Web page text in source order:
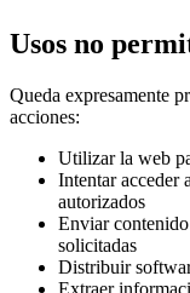
Usos no
Queda expresamente
acciones:
Utilizar la web
Intentar acceder
autorizados
Enviar
solicitadas
Distribuir
Extraer